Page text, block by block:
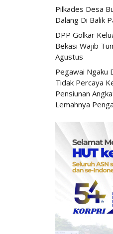
Pilkades Desa
Dalang Di Balik
DPP Golkar
Bekasi Wajib
Agustus
Pegawai Ngaku
Tidak Percaya
Pensiunan
Lemahnya